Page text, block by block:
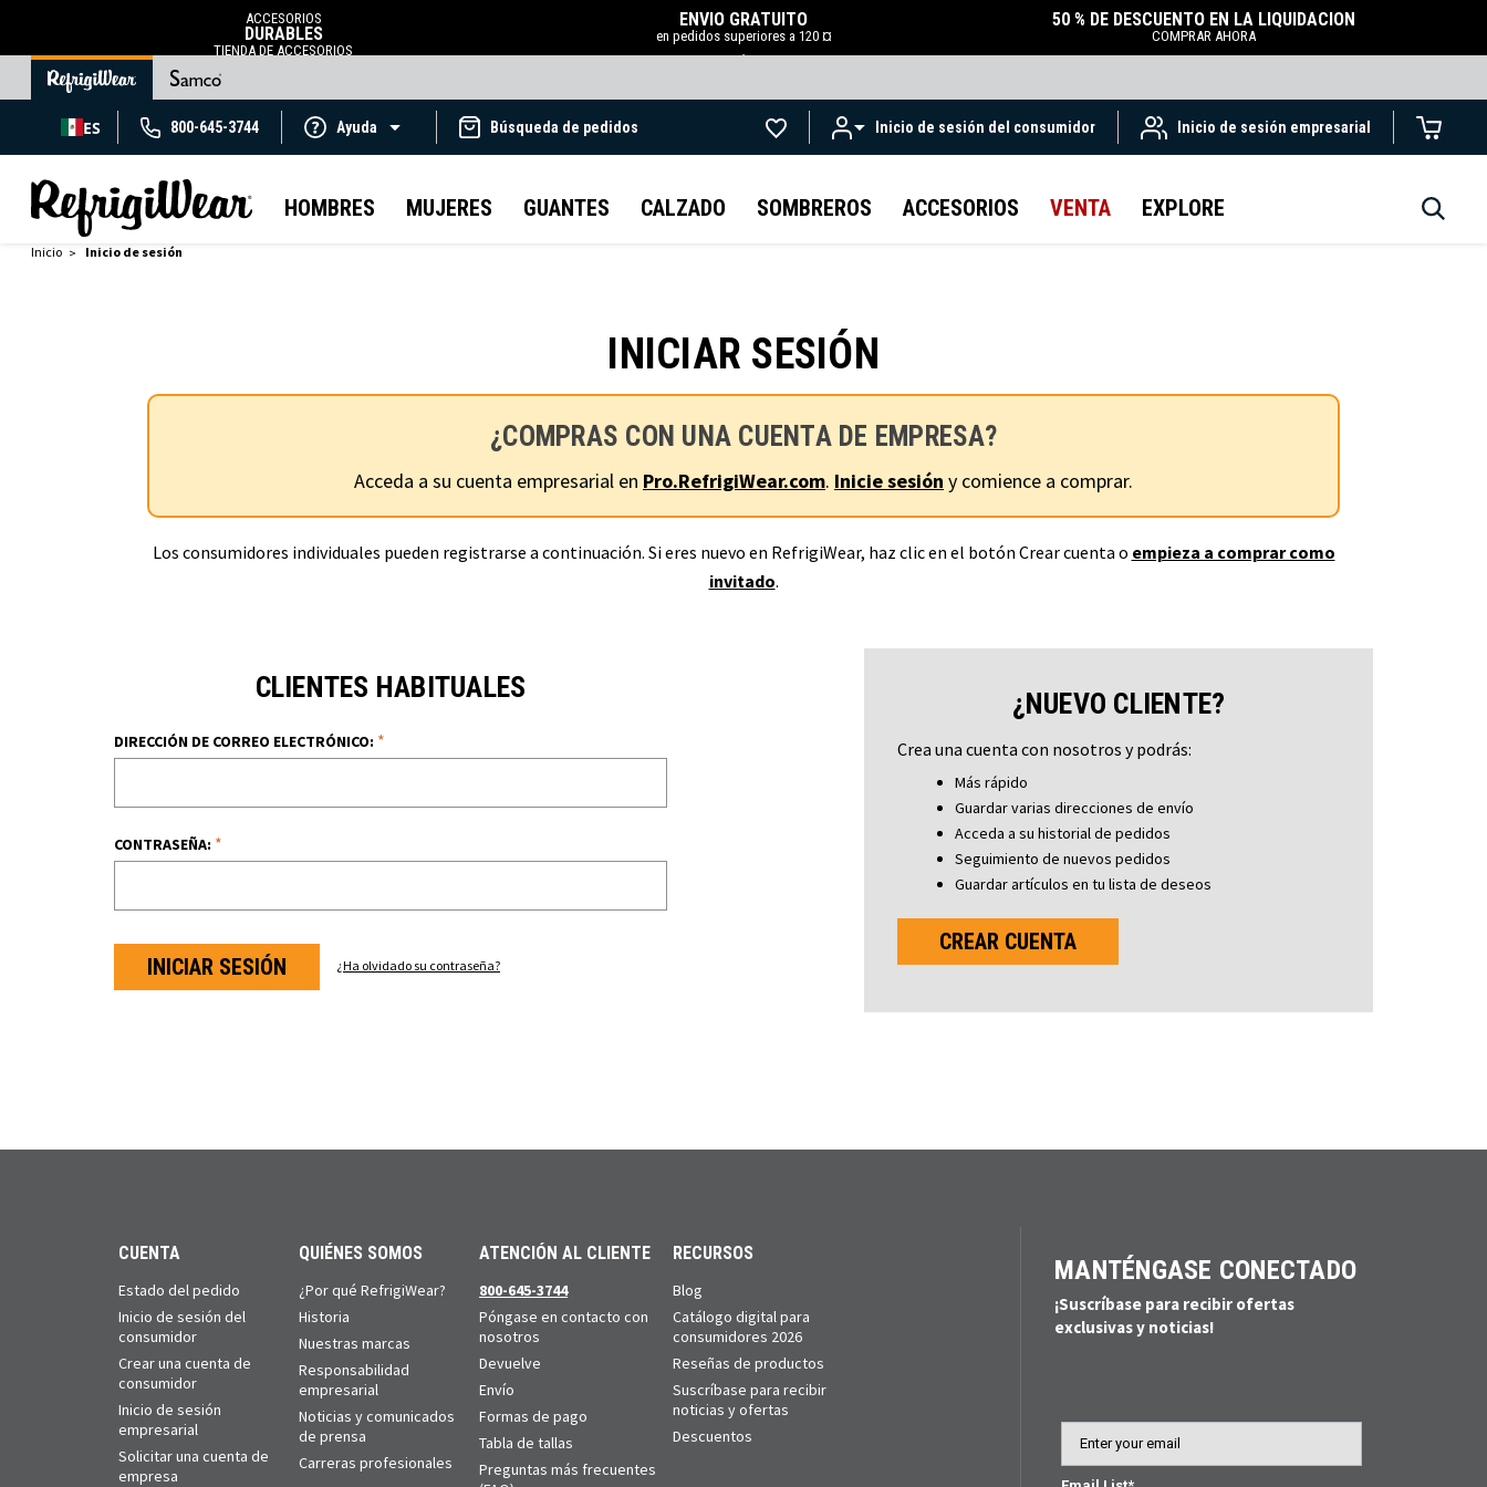
ACCESORIOS
DURABLES
TIENDA DE ACCESORIOS
ENVÍO GRATUITO
en pedidos superiores a 120 ¤
.
50 % DE DESCUENTO EN LA LIQUIDACIÓN
COMPRAR AHORA
ES 800-645-3744 Ayuda Búsqueda de pedidos Inicio de sesión del consumidor Inicio de sesión empresarial
HOMBRES MUJERES GUANTES CALZADO SOMBREROS ACCESORIOS VENTA EXPLORE
Inicio Inicio de sesión
INICIAR SESIÓN
¿COMPRAS CON UNA CUENTA DE EMPRESA?
Acceda a su cuenta empresarial en Pro.RefrigiWear.com. Inicie sesión y comience a comprar.
Los consumidores individuales pueden registrarse a continuación. Si eres nuevo en RefrigiWear, haz clic en el botón Crear cuenta o empieza a comprar como
invitado.
CLIENTES HABITUALES
DIRECCIÓN DE CORREO ELECTRÓNICO: *
CONTRASEÑA: *
¿Ha olvidado su contraseña?
¿NUEVO CLIENTE?
Crea una cuenta con nosotros y podrás:
Más rápido
Guardar varias direcciones de envío
Acceda a su historial de pedidos
Seguimiento de nuevos pedidos
Guardar artículos en tu lista de deseos
CREAR CUENTA
CUENTA
Estado del pedido
Inicio de sesión del
consumidor
Crear una cuenta de
consumidor
Inicio de sesión
empresarial
Solicitar una cuenta de
empresa
QUIÉNES SOMOS
¿Por qué RefrigiWear?
Historia
Nuestras marcas
Responsabilidad
empresarial
Noticias y comunicados
de prensa
Carreras profesionales
ATENCIÓN AL CLIENTE
800-645-3744
Póngase en contacto con
nosotros
Devuelve
Envío
Formas de pago
Tabla de tallas
Preguntas más frecuentes
RECURSOS
Blog
Catálogo digital para
consumidores 2026
Reseñas de productos
Suscríbase para recibir
noticias y ofertas
Descuentos
MANTÉNGASE CONECTADO
¡Suscríbase para recibir ofertas
exclusivas y noticias!